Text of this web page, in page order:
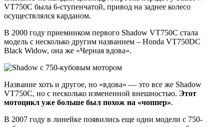
VT750C была 6-ступенчатой, привод на заднее колесо
осуществлялся карданом.
В 2000 году приемником первого Shadow VT750C стала
модель с несколько другим названием – Honda VT750DC
Black Widow, она же «Черная вдова».
Название хоть и другое, но «вдова» — это все же Shadow
VT750C, но с несколько измененной внешностью. Этот
мотоцикл уже больше был похож на «чоппер».
В 2007 году в линейке появились еще одни модели с 750-